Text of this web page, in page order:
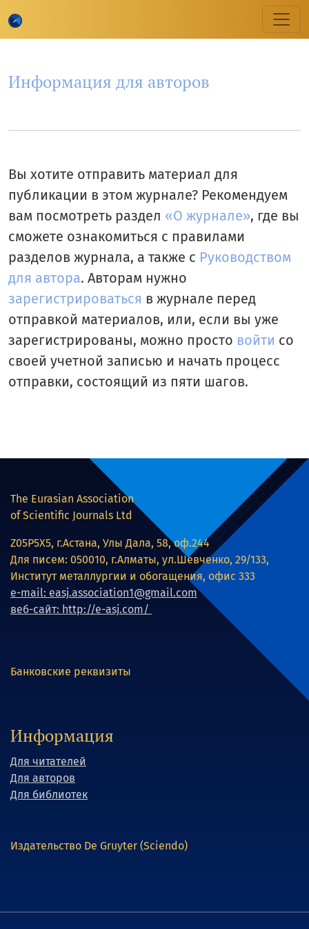
Информация для авторов
Вы хотите отправить материал для
публикации в этом журнале? Рекомендуем
вам посмотреть раздел «О журнале», где вы
сможете ознакомиться с правилами
разделов журнала, а также с Руководством
для автора. Авторам нужно
зарегистрироваться в журнале перед
отправкой материалов, или, если вы уже
зарегистрированы, можно просто войти со
своей учетной записью и начать процесс
отправки, состоящий из пяти шагов.
The Eurasian Association
of Scientific Journals Ltd
Z05P5X5, г.Астана, Улы Дала, 58, оф.244
Для писем: 050010, г.Алматы, ул.Шевченко, 29/133,
Институт металлургии и обогащения, офис 333
e-mail: easj.association1@gmail.com
веб-сайт: http://e-asj.com/
Банковские реквизиты
Информация
Для читателей
Для авторов
Для библиотек
Издательство De Gruyter (Sciendo)